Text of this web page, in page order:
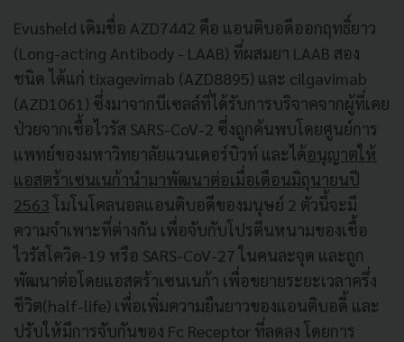
Evusheld เดิมชื่อ AZD7442 คือ แอนติบอดีออกฤทธิ์ยาว
(Long-acting Antibody - LAAB) ที่ผสมยา LAAB สอง
ชนิด ได้แก่ tixagevimab (AZD8895) และ cilgavimab
(AZD1061) ซึ่งมาจากบีเซลล์ที่ได้รับการบริจาคจากผู้ที่เคย
ป่วยจากเชื้อไวรัส SARS-CoV-2 ซึ่งถูกค้นพบโดยศูนย์การ
แพทย์ของมหาวิทยาลัยแวนเดอร์บิวท์ และได้อนุญาตให้
แอสตร้าเซนเนก้านำมาพัฒนาต่อเมื่อเดือนมิถุนายนปี
2563 โมโนโคลนอลแอนติบอดีของมนุษย์ 2 ตัวนี้จะมี
ความจำเพาะที่ต่างกัน เพื่อจับกับโปรตีนหนามของเชื้อ
ไวรัสโควิด-19 หรือ SARS-CoV-27 ในคนละจุด และถูก
พัฒนาต่อโดยแอสตร้าเซนเนก้า เพื่อขยายระยะเวลาครึ่ง
ชีวิต(half-life) เพื่อเพิ่มความยืนยาวของแอนติบอดี้ และ
ปรับให้มีการจับกันของ Fc Receptor ที่ลดลง โดยการ